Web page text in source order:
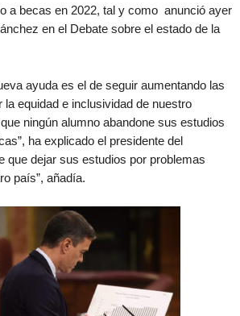
a becas en 2022, tal y como anunció ayer
en el Debate sobre el estado de la
ayuda es el de seguir aumentando las
equidad e inclusividad de nuestro
ningún alumno abandone sus estudios
ha explicado el presidente del
que dejar sus estudios por problemas
país”, añadía.